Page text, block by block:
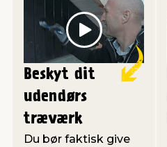
Play
Beskyt dit
udendørs
træværk
Du bør faktisk give